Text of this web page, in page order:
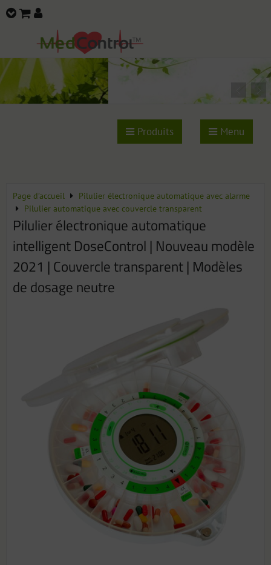
Produits Menu
Page d’accueil
Pilulier électronique automatique avec alarme
Pilulier automatique avec couvercle transparent
Pilulier électronique automatique
intelligent DoseControl | Nouveau modèle
2021 | Couvercle transparent | Modèles
de dosage neutre